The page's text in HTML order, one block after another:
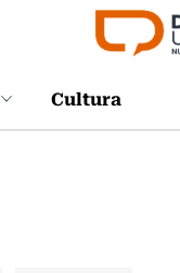
Cultura